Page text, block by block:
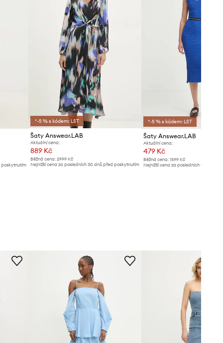
poskytnutím
*-5 % s kódem: LST
Šaty Answear.LAB
Aktuální cena:
889 Kč
Běžná cena:2999 Kč
Nejnižší cena za posledních 30 dnů před poskytnutím
*-5 % s kódem: LST
Šaty Answear.LAB
Aktuální cena:
479 Kč
Běžná cena: 1599 Kč
Nejnižší cena za posledních 30 dnů